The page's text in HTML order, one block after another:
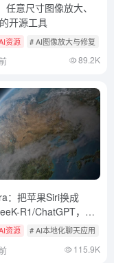
任意尺寸图像放大、
开源工具
资源 # AI图像放大与修复
89.2K
：把苹果Siri换成
R1/ChatGPT，实
对话和在线搜索
资源 # AI本地化聊天应用
115.9K